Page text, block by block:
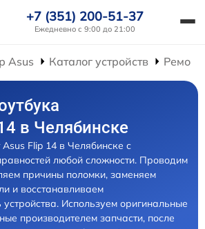
+7 (351) 200-51-37
Ежедневно с 9:00 до 21:00
Asus Каталог устройств
в Челябинске
Flip 14 в Челябинске с
любой сложности. Проводим
причины поломки, заменяем
и восстанавливаем
устройства. Используем оригинальные
производителем запчасти, после